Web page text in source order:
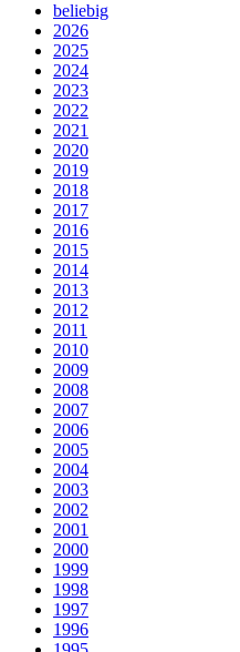
beliebig
2026
2025
2024
2023
2022
2021
2020
2019
2018
2017
2016
2015
2014
2013
2012
2011
2010
2009
2008
2007
2006
2005
2004
2003
2002
2001
2000
1999
1998
1997
1996